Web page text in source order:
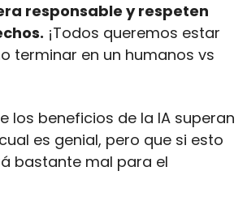
responsable y respeten
¡Todos queremos estar
terminar en un humanos vs
los beneficios de la IA superan
es genial, pero que si esto
bastante mal para el